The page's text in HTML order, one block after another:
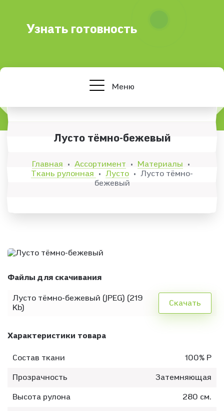
Узнать готовность
Меню
Лусто тёмно-бежевый
Главная • Ассортимент • Материалы •
Ткань рулонная • Лусто •
Лусто тёмно-
бежевый
Файлы для скачивания
Лусто тёмно-бежевый (JPEG) (219
Kb)
Скачать
Характеристики товара
Состав ткани 100% P
Прозрачность Затемняющая
Высота рулона 280 см.